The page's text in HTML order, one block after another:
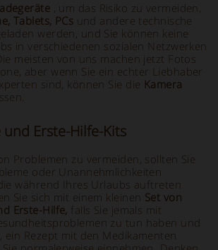
, um das Risiko zu vermeiden,
Tablets, PCs und andere technische
werden, und Sie können keine
in verschiedenen sozialen Netzwerken
meisten von uns machen jetzt Fotos
aber wenn Sie ein echter Liebhaber
sind, können Sie die Kamera
Erste-Hilfe-Kits
Problemen zu vermeiden, sollten Sie
oder Unannehmlichkeiten
während Ihres Urlaubs auftreten
Sie sich mit einem kleinen Set von
Erste-Hilfe, falls Sie jemals mit
zu tun haben und
ein Rezept mit den Medikamenten